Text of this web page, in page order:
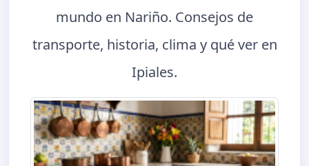
mundo en Nariño. Consejos de
transporte, historia, clima y qué ver en
Ipiales.